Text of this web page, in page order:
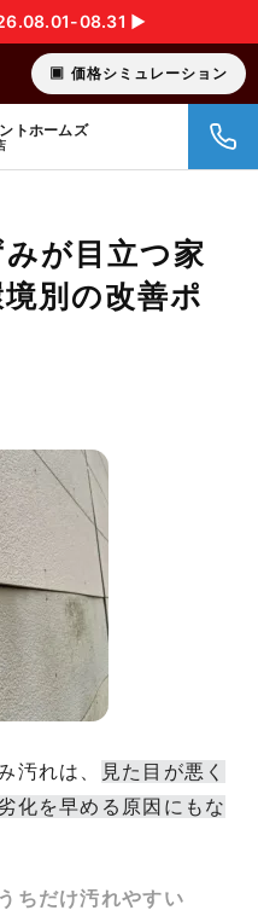
08.31 ▶︎
価格シミュレーション
トホームズ
が目立つ家
別の改善ポ
汚れは、
見た目が悪く
化を早める原因にもな
ちだけ汚れやすい